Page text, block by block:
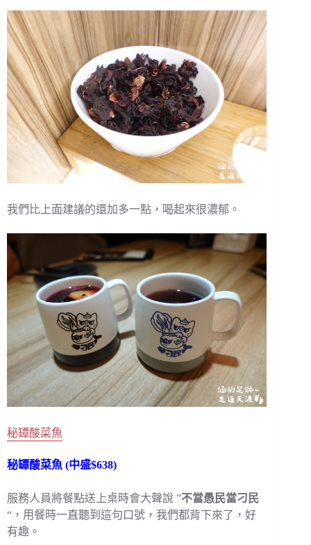
我們比上面建議的還加多一點，喝起來很濃郁。
秘罈酸菜魚
秘罈酸菜魚 (中盛$638)
服務人員將餐點送上桌時會大聲說 ”不當愚民當刁民
“，用餐時一直聽到這句口號，我們都背下來了，好
有趣。